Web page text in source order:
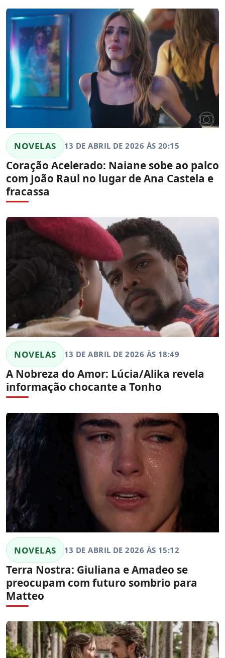
NOVELAS 13 DE ABRIL DE 2026 ÀS 20:15
Coração Acelerado: Naiane sobe ao palco
com João Raul no lugar de Ana Castela e
fracassa
NOVELAS 13 DE ABRIL DE 2026 ÀS 18:49
A Nobreza do Amor: Lúcia/Alika revela
informação chocante a Tonho
NOVELAS 13 DE ABRIL DE 2026 ÀS 15:12
Terra Nostra: Giuliana e Amadeo se
preocupam com futuro sombrio para
Matteo